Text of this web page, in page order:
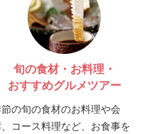
旬の食材・お料理・
おすすめグルメツアー
の旬の食材のお料理や会
、コース料理など、お食事を